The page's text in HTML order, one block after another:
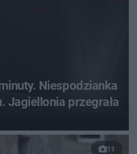
Niespodzianka
Jagiellonia przegrała
11